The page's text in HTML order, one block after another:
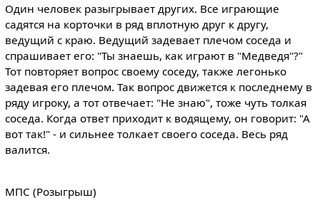
Один человек разыгрывает других. Все играющие
садятся на корточки в ряд вплотную друг к другу,
ведущий с краю. Ведущий задевает плечом соседа и
спрашивает его: "Ты знаешь, как играют в "Медведя"?"
Тот повторяет вопрос своему соседу, также легонько
задевая его плечом. Так вопрос движется к последнему в
ряду игроку, а тот отвечает: "Не знаю", тоже чуть толкая
соседа. Когда ответ приходит к водящему, он говорит: "А
вот так!" - и сильнее толкает своего соседа. Весь ряд
валится.
МПС (Розыгрыш)